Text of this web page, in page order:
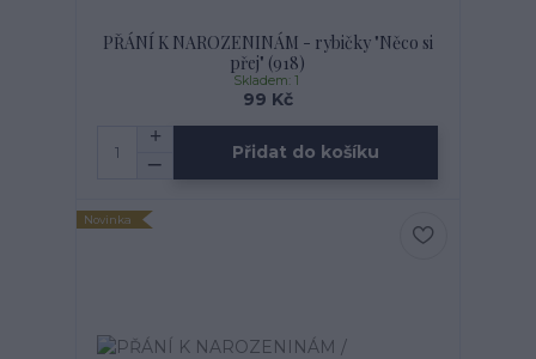
PŘÁNÍ K NAROZENINÁM - rybičky "Něco si
přej" (918)
99 Kč
Skladem: 1
Přidat do košíku
Novinka